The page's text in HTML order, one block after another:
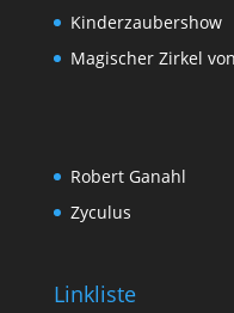
Kinderzaubershow
Magischer Zirkel
Robert Ganahl
Zyculus
Linkliste